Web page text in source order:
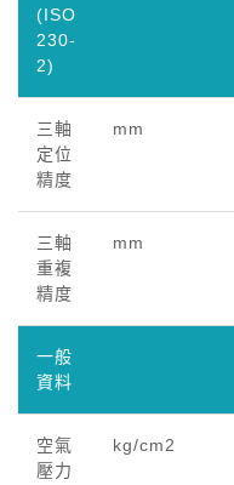
(ISO
230-
2)
三軸
定位
精度
mm
三軸
重複
精度
mm
一般
資料
空氣
壓力
kg/cm2